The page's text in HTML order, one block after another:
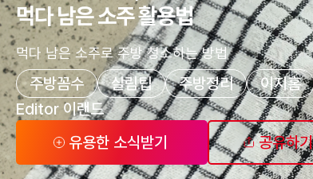
먹다 남은 소주 활용법
먹다 남은 소주로 주방 청소하는 방법
주방꼼수 살림팁 주방정리 이지홈
Editor 이랜드
유용한 소식받기
공유하기